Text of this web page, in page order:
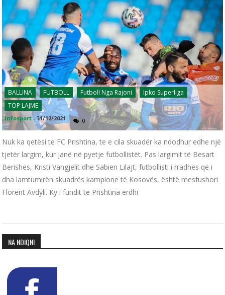
BALLINA FUTBOLL Futboll Nga Rajoni
Ipko Superliga
TOP LAJME
infosport -31/12/2021 0
Nuk ka qetësi te FC Prishtina, te e cila skuadër ka ndodhur edhe një
tjetër largim, kur janë në pyetje futbollistët. Pas largimit të Besart
Berishës, Kristi Vangjelit dhe Sabien Lilajt, futbollisti i rradhës që i
dha lamtumirën skuadrës kampione të Kosovës, është mesfushori
Florent Avdyli. Ky i fundit te Prishtina erdhi
NA NDIQNI